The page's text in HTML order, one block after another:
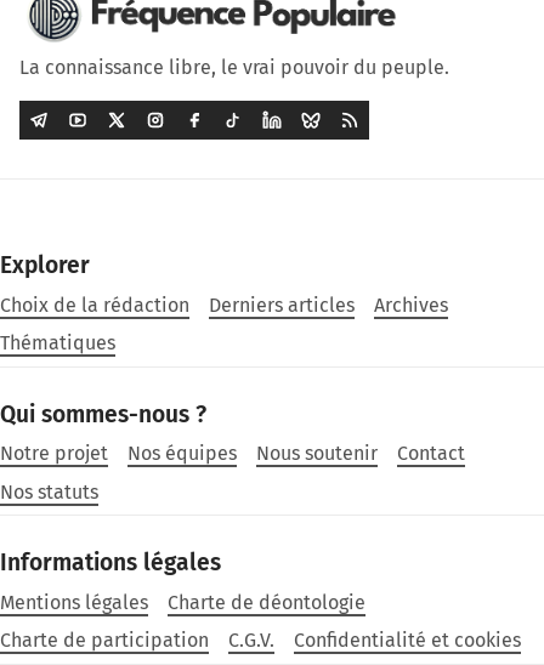
La connaissance libre, le vrai pouvoir du peuple.
Explorer
Choix de la rédaction Derniers articles
Archives
Thématiques
Qui sommes-nous ?
Notre projet Nos équipes Nous soutenir
Contact
Nos statuts
Informations légales
Mentions légales
Charte de déontologie
Charte de participation
C.G.V. Confidentialité et cookies